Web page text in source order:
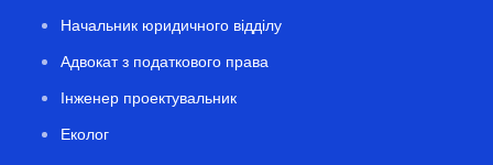
Начальник юридичного відділу
Адвокат з податкового права
Інженер проектувальник
Еколог